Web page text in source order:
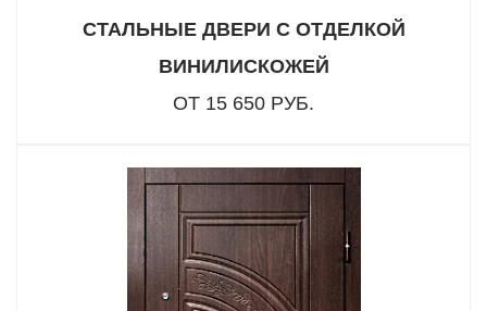
СТАЛЬНЫЕ ДВЕРИ С ОТДЕЛКОЙ
ВИНИЛИСКОЖЕЙ
ОТ 15 650 РУБ.